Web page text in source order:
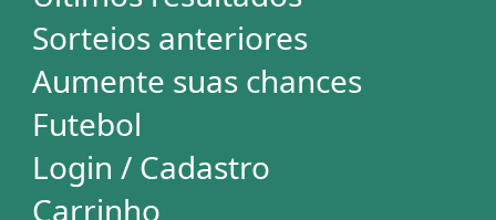
Super Sete
Timemania
Dupla-Sena
Lotomania
Loteria Federal